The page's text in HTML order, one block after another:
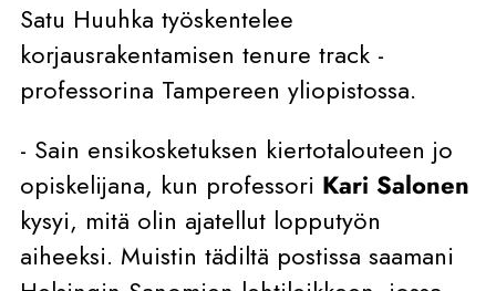
Satu Huuhka työskentelee
korjausrakentamisen tenure track -
professorina Tampereen yliopistossa.
- Sain ensikosketuksen kiertotalouteen jo
opiskelijana, kun professori Kari Salonen
kysyi, mitä olin ajatellut lopputyön
aiheeksi. Muistin tädiltä postissa saamani